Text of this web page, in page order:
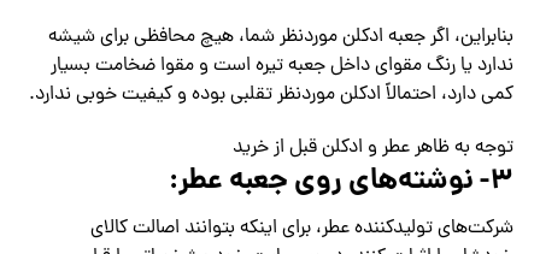
بنابراین، اگر جعبه ادکلن موردنظر شما، هیچ محافظی برای شیشه
ندارد یا رنگ مقوای داخل جعبه تیره است و مقوا ضخامت بسیار
کمی دارد، احتمالاً ادکلن موردنظر تقلبی بوده و کیفیت خوبی ندارد.
توجه به ظاهر عطر و ادکلن قبل از خرید
۳- نوشته‌های روی جعبه عطر:
شرکت‌های تولیدکننده عطر، برای اینکه بتوانند اصالت کالای